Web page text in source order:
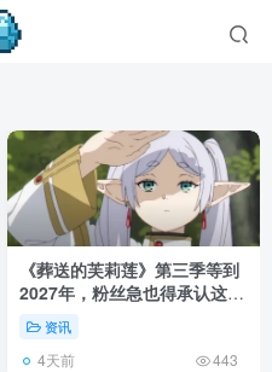
《葬送的芙莉莲》第三季等到
2027年，粉丝急也得承认这次
慢得有道理！
资讯
4天前 443